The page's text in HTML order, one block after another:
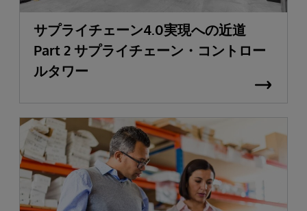
サプライチェーン4.0実現への近道
Part 2 サプライチェーン・コントロー
ルタワー